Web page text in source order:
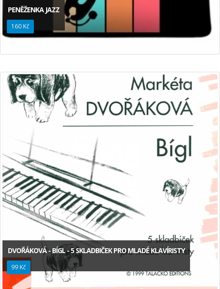
PENĚŽENKA JAZZ
160 Kč
DVOŘÁKOVÁ - BÍGL - 5 SKLADBIČEK PRO MLADÉ KLAVÍRISTY
99 Kč